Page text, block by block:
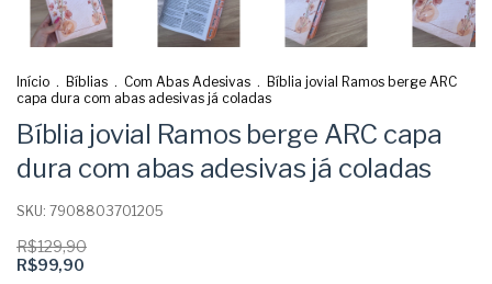
Início . Bíblias . Com Abas Adesivas . Bíblia jovial Ramos berge ARC
capa dura com abas adesivas já coladas
Bíblia jovial Ramos berge ARC capa
dura com abas adesivas já coladas
SKU: 7908803701205
R$129,90
R$99,90